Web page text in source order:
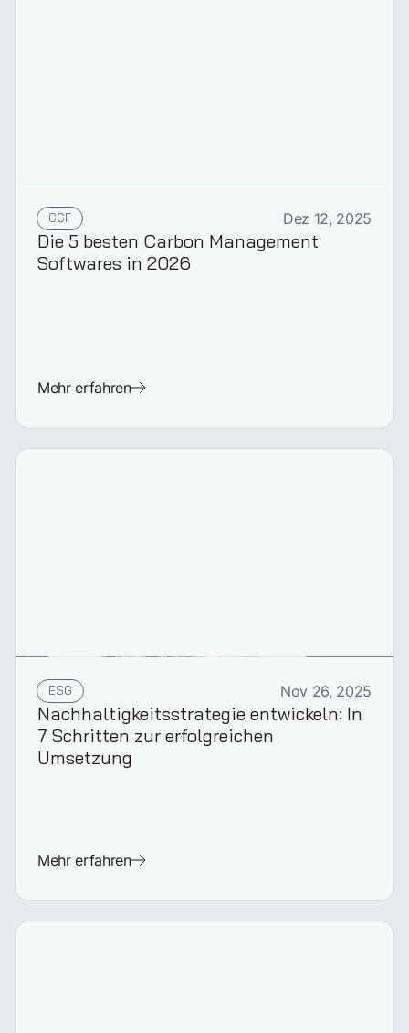
CCF Dez 12, 2025
Die 5 besten Carbon Management
Softwares in 2026
Mehr erfahren
ESG Nov 26, 2025
Nachhaltigkeitsstrategie entwickeln: In
7 Schritten zur erfolgreichen
Umsetzung
Mehr erfahren